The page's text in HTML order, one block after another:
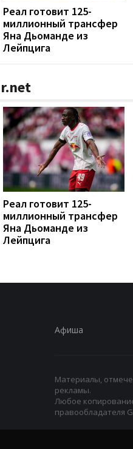
Реал готовит 125-
миллионный трансфер
Яна Дьоманде из
Лейпцига
Реал готовит 125-
миллионный трансфер
Яна Дьоманде из
Лейпцига
Афиша
Материалы,
рекламы.
Любое
правообладателя